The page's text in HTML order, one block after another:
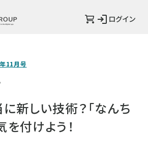
ログイン
11月号
新しい技術？「なんち
を付けよう！